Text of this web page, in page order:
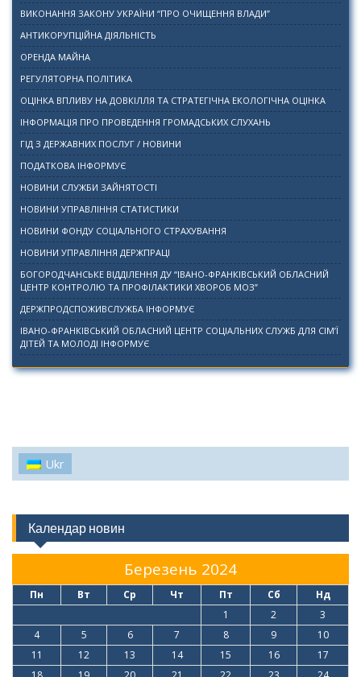
ВИКОНАННЯ ЗАКОНУ УКРАЇНИ “ПРО ОЧИЩЕННЯ ВЛАДИ”
АНТИКОРУПЦІЙНА ДІЯЛЬНІСТЬ
ОРЕНДА МАЙНА
РЕГУЛЯТОРНА ПОЛІТИКА
ОЦІНКА ВПЛИВУ НА ДОВКІЛЛЯ ТА СТРАТЕГІЧНА ЕКОЛОГІЧНА ОЦІНКА
ІНФОРМАЦІЯ ПРО ПРОВЕДЕННЯ ГРОМАДСЬКИХ СЛУХАНЬ
ГІД З ДЕРЖАВНИХ ПОСЛУГ / НОВИНИ
ПОДАТКОВА ІНФОРМУЄ
НОВИНИ СЛУЖБИ ЗАЙНЯТОСТІ
НОВИНИ УПРАВЛІННЯ СТАТИСТИКИ
НОВИНИ ФОНДУ СОЦІАЛЬНОГО СТРАХУВАННЯ
НОВИНИ УПРАВЛІННЯ ДЕРЖПРАЦІ
БОГОРОДЧАНСЬКЕ ВІДДІЛЕННЯ ДУ “ІВАНО-ФРАНКІВСЬКИЙ ОБЛАСНИЙ
ЦЕНТР КОНТРОЛЮ ТА ПРОФІЛАКТИКИ ХВОРОБ МОЗ”
ДЕРЖПРОДСПОЖИВСЛУЖБА ІНФОРМУЄ
ІВАНО-ФРАНКІВСЬКИЙ ОБЛАСНИЙ ЦЕНТР СОЦІАЛЬНИХ СЛУЖБ ДЛЯ СІМ’Ї
ДІТЕЙ ТА МОЛОДІ ІНФОРМУЄ
Ukr
Календар новин
Березень 2024
Пн Вт Ср Чт Пт Сб
Нд
1
2
3
4
5 6 7 8 9
10
11
12 13 14 15 16
17